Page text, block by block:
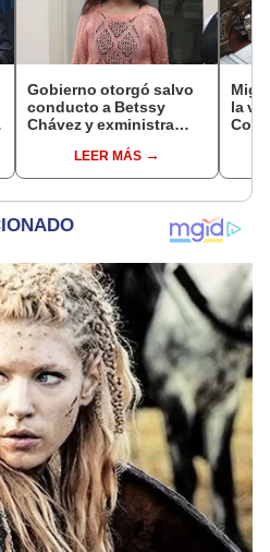
Gobierno otorgó salvo
conducto a Betssy
Chávez y exministra
madrugadaLEER MÁS
la